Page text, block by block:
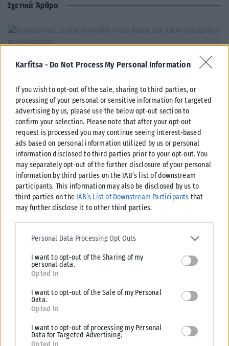
Karfitsa - Do Not Process My Personal Information
If you wish to opt-out of the sale, sharing to third parties, or
processing of your personal or sensitive information for targeted
advertising by us, please use the below opt-out section to
confirm your selection. Please note that after your opt-out
request is processed you may continue seeing interest-based
ads based on personal information utilized by us or personal
information disclosed to third parties prior to your opt-out. You
may separately opt-out of the further disclosure of your personal
information by third parties on the IAB’s list of downstream
participants. This information may also be disclosed by us to
third parties on the IAB’s List of Downstream Participants that
may further disclose it to other third parties.
Please note that this website/app uses one or more Google
services and may gather and store information including but not
deny consent to Google and its third-party tags to use your data
for below specified purposes in below Google consent section.
Personal Data Processing Opt Outs
I want to opt-out of the Sharing of my
personal data.
Opted In
I want to opt-out of the Sale of my Personal
Data.
Opted In
I want to opt-out of processing my Personal
Data for Targeted Advertising.
Opted In
Σχετικά Άρθρα
ΠΕΡΙΒΆΛΛΟΝ
WWF: Ξεπέρασαν τα 180.000 στρέμματα οι καμένες δασικές
εκτάσεις μέσα σε λίγες ημέρες
Με βάση τις πρώτες διαθέσιμες δορυφορικές εκτιμήσεις, σύμφωνα με
το WWF, από τα τέλη Ιουλίου έως και σήμερα έχουν ήδη...
ΑΝΑΡΤΉΘΗΚΕ ΑΠΌKARFITSANEWS 04/08/2026